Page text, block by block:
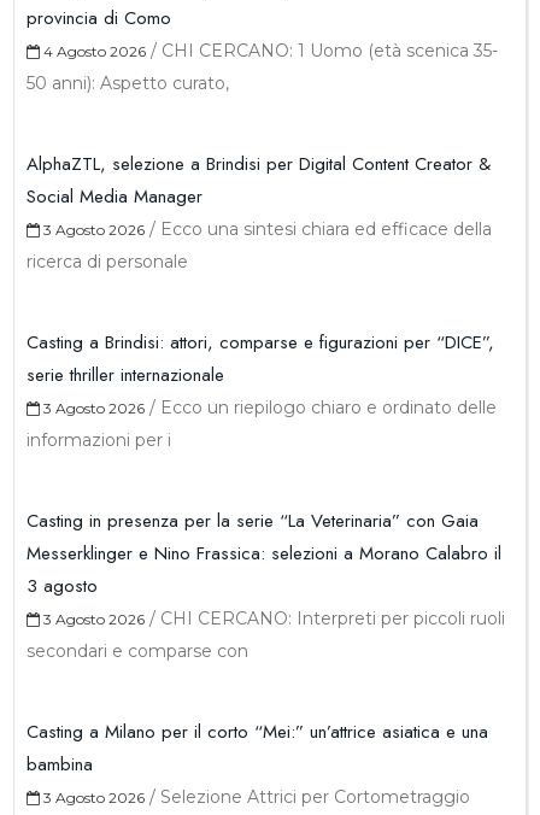
provincia di Como
4 Agosto 2026 / CHI CERCANO: 1 Uomo (età scenica 35-
50 anni): Aspetto curato,
AlphaZTL, selezione a Brindisi per Digital Content Creator &
Social Media Manager
3 Agosto 2026 / Ecco una sintesi chiara ed efficace della
ricerca di personale
Casting a Brindisi: attori, comparse e figurazioni per “DICE”,
serie thriller internazionale
3 Agosto 2026 / Ecco un riepilogo chiaro e ordinato delle
informazioni per i
Casting in presenza per la serie “La Veterinaria” con Gaia
Messerklinger e Nino Frassica: selezioni a Morano Calabro il
3 agosto
3 Agosto 2026 / CHI CERCANO: Interpreti per piccoli ruoli
secondari e comparse con
Casting a Milano per il corto “Mei:” un’attrice asiatica e una
bambina
3 Agosto 2026 / Selezione Attrici per Cortometraggio